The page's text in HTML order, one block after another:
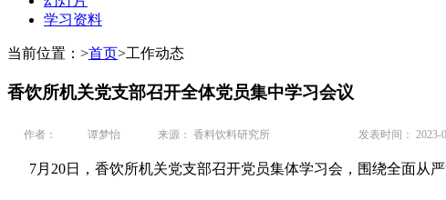
学习资料
当前位置： >首页>工作动态
香饮所机关党支部召开全体党员集中学习会议
作者： 谭梦怡 来源： 香料饮料研究所 发表时间： 2023-
7月20日，香饮所机关党支部召开党员集体学习会，围绕全面从